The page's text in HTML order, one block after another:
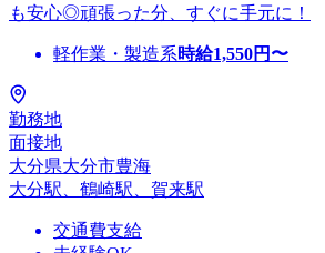
も安心◎頑張った分、すぐに手元に！
軽作業・製造系時給1,550円〜
勤務地
面接地
大分県大分市豊海
大分駅、鶴崎駅、賀来駅
交通費支給